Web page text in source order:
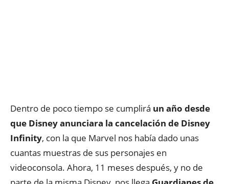
Dentro de poco tiempo se cumplirá un año desde
que Disney anunciara la cancelación de Disney
Infinity, con la que Marvel nos había dado unas
cuantas muestras de sus personajes en
videoconsola. Ahora, 11 meses después, y no de